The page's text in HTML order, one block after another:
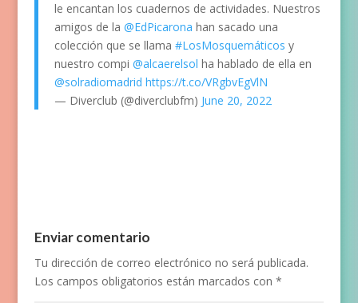
le encantan los cuadernos de actividades. Nuestros
amigos de la @EdPicarona han sacado una
colección que se llama #LosMosquemáticos y
nuestro compi @alcaerelsol ha hablado de ella en
@solradiomadrid https://t.co/VRgbvEgVlN
— Diverclub (@diverclubfm) June 20, 2022
Enviar comentario
Tu dirección de correo electrónico no será publicada.
Los campos obligatorios están marcados con *